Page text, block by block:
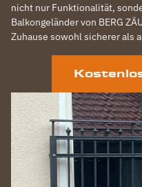
nicht nur Funktionalität,
Balkongeländer von BERG
Zuhause sowohl sicherer als